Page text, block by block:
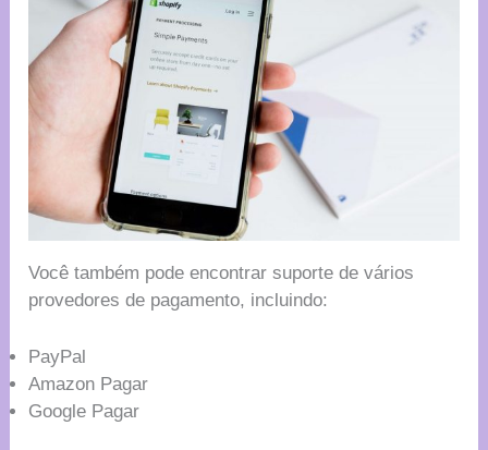
Você também pode encontrar suporte de vários
provedores de pagamento, incluindo:
PayPal
Amazon Pagar
Google Pagar